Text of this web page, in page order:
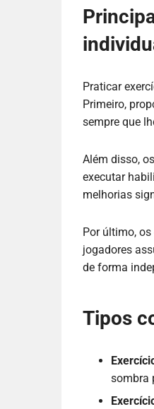
Praticar
Primeiro,
sempre que
Além disso,
executar
melhorias
Por último,
jogadores
de forma
Tipos
sombra